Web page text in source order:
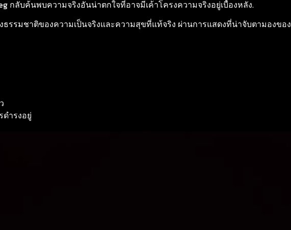
กลับค้นพบความจริงอันน่าตกใจที่อาจมีเค้าโครงความจริงอยู่เบื้องหลัง.
ธรรมชาติของความเป็นจริงและความสุขที่แท้จริง ผ่านการแสดงที่น่าจับตามองของ
ำรงอยู่